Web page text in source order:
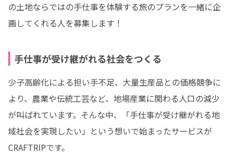
の土地ならではの手仕事を体験する旅のプランを一緒に企
画してくれる人を募集します！
手仕事が受け継がれる社会をつくる
少子高齢化による担い手不足、大量生産品との価格競争に
より、農業や伝統工芸など、地場産業に関わる人口の減少
が叫ばれています。そんな中、「手仕事が受け継がれる地
域社会を実現したい」という想いで始まったサービスが
CRAFTRIPです。